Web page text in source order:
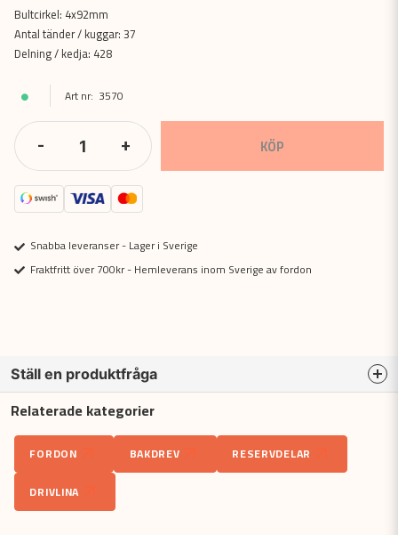
Bultcirkel: 4x92mm
Antal tänder / kuggar: 37
Delning / kedja: 428
3570
- + KÖP
Snabba leveranser - Lager i Sverige
Fraktfritt över 700kr - Hemleverans inom Sverige av fordon
Ställ en produktfråga
question
Fråga oss något om denna produkten...
name
Namn
Relaterade kategorier
FORDON BAKDREV
RESERVDELAR
DRIVLINA